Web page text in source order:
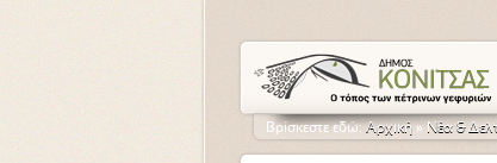
Βρίσκεστε εδώ:Αρχική » Νέα &